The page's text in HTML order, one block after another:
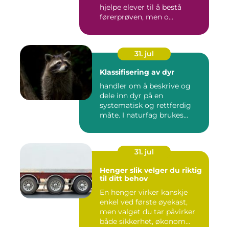
hjelpe elever til å bestå
førerprøven, men o...
31. jul
Klassifisering av dyr
handler om å beskrive og
dele inn dyr på en
systematisk og rettferdig
måte. I naturfag brukes
31. jul
Henger slik velger du riktig
til ditt behov
En henger virker kanskje
enkel ved første øyekast,
men valget du tar påvirker
både sikkerhet, økonom...